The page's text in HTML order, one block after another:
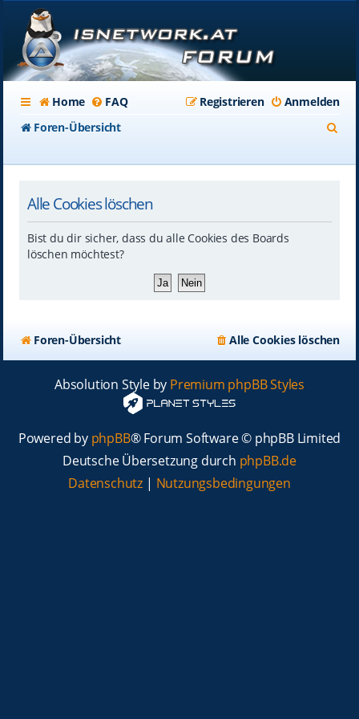
Home FAQ Anmelden
Registrieren
Foren-Übersicht
Alle Cookies löschen
Bist du dir sicher, dass du alle Cookies des Boards
löschen möchtest?
Foren-Übersicht Alle Cookies löschen
Absolution Style by Premium phpBB Styles
Powered by phpBB® Forum Software © phpBB Limited
Deutsche Übersetzung durch phpBB.de
Datenschutz | Nutzungsbedingungen